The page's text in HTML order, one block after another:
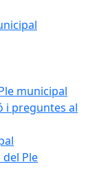
municipal
i preguntes al
del Ple